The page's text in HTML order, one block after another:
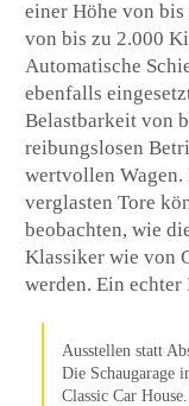
einer Höhe von
von bis zu 2.000
Automatische
ebenfalls
Belastbarkeit von
reibungslosen
wertvollen Wagen.
verglasten Tore
beobachten, wie
Klassiker wie von
werden. Ein
Ausstellen statt
Die Schaugarage
Classic Car